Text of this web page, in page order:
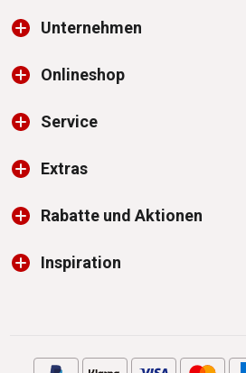
Unternehmen
Onlineshop
Service
Extras
Rabatte und Aktionen
Inspiration